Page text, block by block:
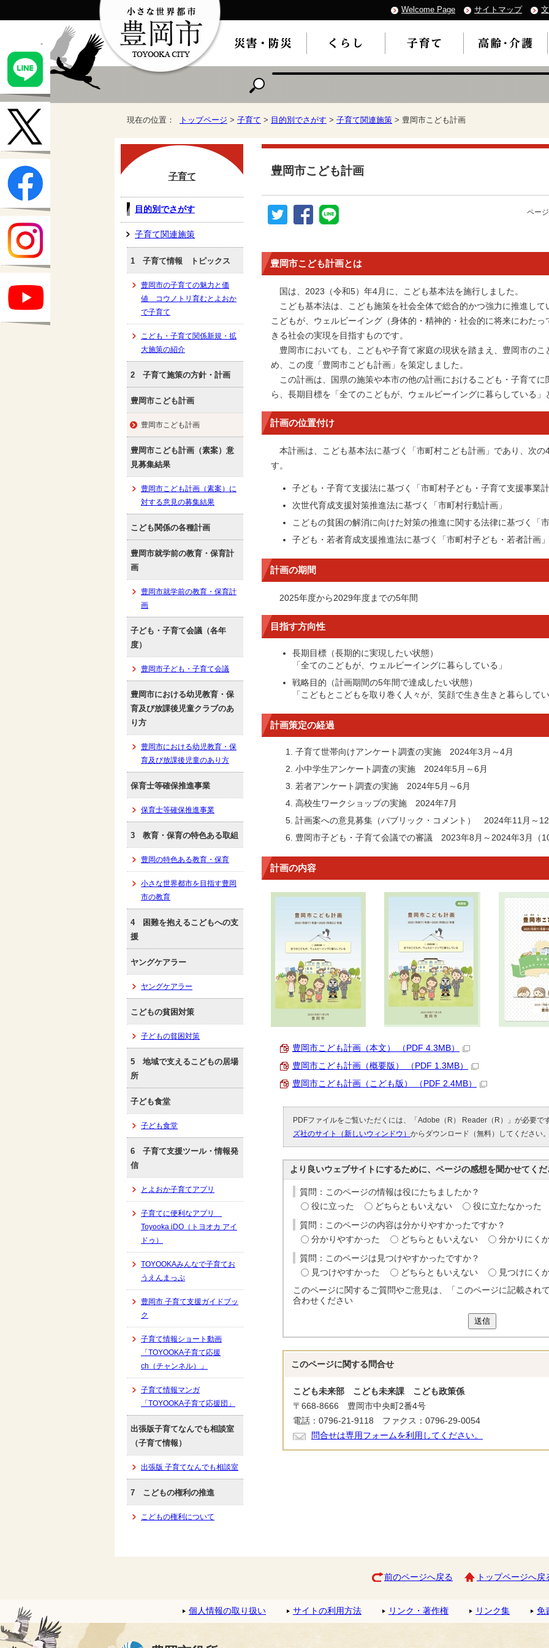
Welcome Page サイトマップ
現在の位置： トップページ > 子育て > 目的別でさがす > 子育て関連施策 > 豊岡市こども計画
豊岡市こども計画
ペー
豊岡市こども計画とは
国は、2023（令和5）年4月に、こども基本法を施行しました。
こども基本法は、こども施策を社会全体で総合的かつ強力に推進して
こどもが、ウェルビーイング（身体的・精神的・社会的に将来にわた
きる社会の実現を目指すものです。
豊岡市においても、こどもや子育て家庭の現状を踏まえ、豊岡市のこ
め、この度「豊岡市こども計画」を策定しました。
この計画は、国県の施策や本市の他の計画におけるこども・子育てに
ら、長期目標を「全てのこどもが、ウェルビーイングに暮らしている」
計画の位置付け
本計画は、こども基本法に基づく「市町村こども計画」であり、次の
す。
子ども・子育て支援法に基づく「市町村子ども・子育て支援事業計
次世代育成支援対策推進法に基づく「市町村行動計画」
こどもの貧困の解消に向けた対策の推進に関する法律に基づく「市
子ども・若者育成支援推進法に基づく「市町村子ども・若者計画」
計画の期間
2025年度から2029年度までの5年間
目指す方向性
長期目標（長期的に実現したい状態）
「全てのこどもが、ウェルビーイングに暮らしている」
戦略目的（計画期間の5年間で達成したい状態）
「こどもとこどもを取り巻く人々が、笑顔で生き生きと暮らしてい
計画策定の経過
子育て世帯向けアンケート調査の実施 2024年3月～4月
小中学生アンケート調査の実施 2024年5月～6月
若者アンケート調査の実施 2024年5月～6月
高校生ワークショップの実施 2024年7月
計画案への意見募集（パブリック・コメント） 2024年11月～12
豊岡市子ども・子育て会議での審議 2023年8月～2024年3月（10
計画の内容
豊岡市こども計画（本文） （PDF 4.3MB）
豊岡市こども計画（概要版） （PDF 1.3MB）
豊岡市こども計画（こども版） （PDF 2.4MB）
PDFファイルをご覧いただくには、「Adobe（R） Reader（R）」が必要で
ズ社のサイト（新しいウィンドウ） からダウンロード（無料）してください。
より良いウェブサイトにするために、ページの感想を聞かせてくだ
質問：このページの情報は役にたちましたか？
役に立った
どちらともいえない 役に立たなかった
質問：このページの内容は分かりやすかったですか？
分かりやすかった
どちらともいえない 分かりにく
質問：このページは見つけやすかったですか？
見つけやすかった
どちらともいえない
見つけにく
このページに関するご質問やご意見は、「このページに記載され
合わせください
送信
このページに関する 問合せ
こども未来部 こども未来課 こども政策係
〒668-8666 豊岡市中央町2番4号
電話：0796-21-9118 ファクス：0796-29-0054
問合せは専用フォームを利用してください。
子育て
目的別でさがす
子育て関連施策
1 子育て情報 トピックス
豊岡市の子育ての魅力と価
値 コウノトリ育むとよおか
で子育て
こども・子育て関係新規・拡
大施策の紹介
2 子育て施策の方針・計画
豊岡市こども計画
豊岡市こども計画
豊岡市こども計画（素案）意
見募集結果
豊岡市こども計画（素案）に
対する意見の募集結果
こども関係の各種計画
豊岡市就学前の教育・保育計
画
豊岡市就学前の教育・保育計
画
子ども・子育て会議（各年
度）
豊岡市子ども・子育て会議
豊岡市における幼児教育・保
育及び放課後児童クラブのあ
り方
豊岡市における幼児教育・保
育及び放課後児童のあり方
保育士等確保推進事業
保育士等確保推進事業
3 教育・保育の特色ある取組
豊岡の特色ある教育・保育
小さな世界都市を目指す豊岡
市の教育
4 困難を抱えるこどもへの支
援
ヤングケアラー
ヤングケアラー
こどもの貧困対策
子どもの貧困対策
5 地域で支えるこどもの居場
所
子ども食堂
子ども食堂
6 子育て支援ツール・情報発
信
とよおか子育てアプリ
子育てに便利なアプリ
Toyooka iDO（トヨオカ アイ
ドゥ）
TOYOOKAみんなで子育てお
うえんまっぷ
豊岡市 子育て支援ガイドブッ
ク
子育て情報ショート動画
「TOYOOKA子育て応援
ch（チャンネル）」
子育て情報マンガ
「TOYOOKA子育て応援団」
出張版子育てなんでも相談室
（子育て情報）
出張版 子育てなんでも相談室
7 こどもの権利の推進
こどもの権利について
前のページへ戻る トップページへ戻
個人情報の取り扱い サイトの利用方法 リンク・著作権 リンク集 免